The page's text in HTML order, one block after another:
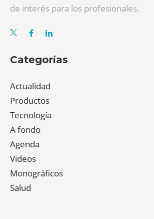
de interés para los profesionales.
Categorías
Actualidad
Productos
Tecnología
A fondo
Agenda
Videos
Monográficos
Salud